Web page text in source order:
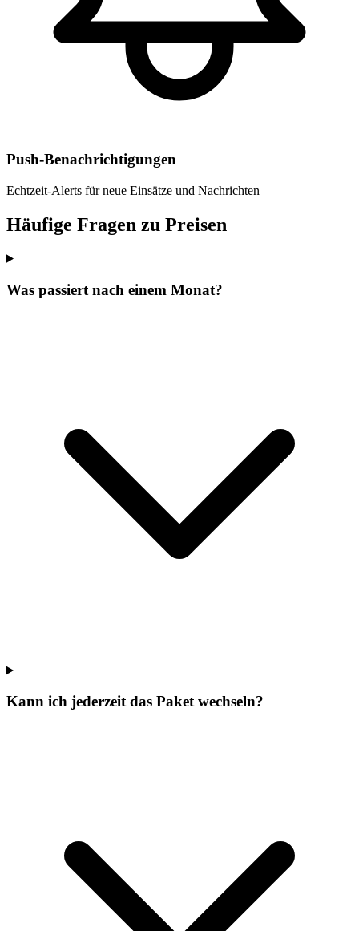
Push-Benachrichtigungen
Echtzeit-Alerts für neue Einsätze und Nachrichten
Häufige Fragen zu Preisen
Was passiert nach einem Monat?
Kann ich jederzeit das Paket wechseln?